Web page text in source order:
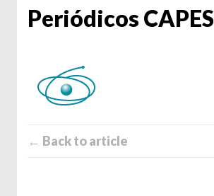
Periódicos CAPES
← Back to article